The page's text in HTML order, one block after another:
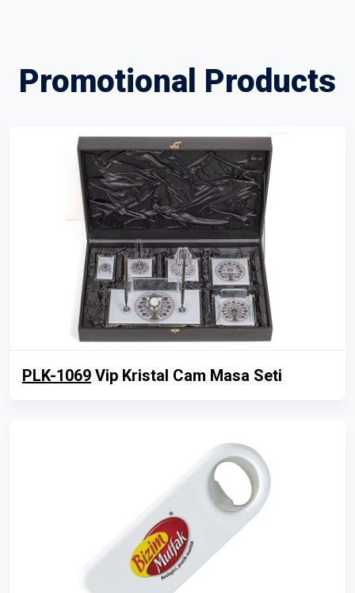
Promotional Products
PLK-1069 Vip Kristal Cam Masa Seti